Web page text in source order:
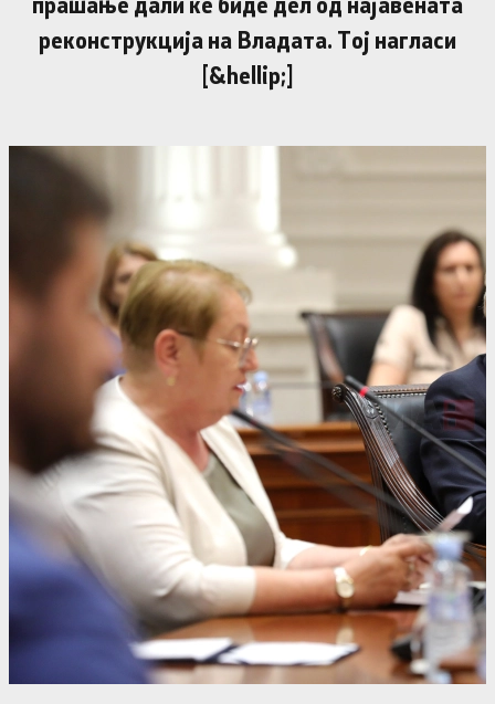
реконструкција на Владата. Тој нагласи
[&hellip;]